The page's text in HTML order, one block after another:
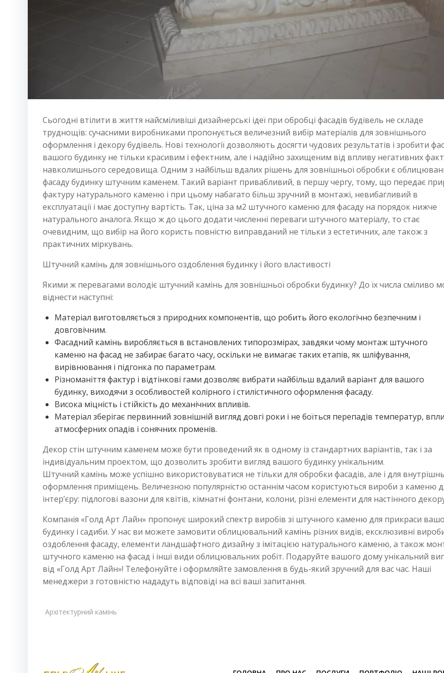
Сьогодні втілити в життя найсміливіші дизайнерські ідеї при обробці фасадів будівель не складе
труднощів: сучасними виробниками пропонується величезний вибір матеріалів для зовнішнього
оформлення і декору будівель. Нові технології дозволяють досягти чудових результатів і зробити
вашого будинку не тільки красивим і ефектним, але і надійно захищеним від впливу негативних
навколишнього середовища. Одним з найбільш вдалих рішень для зовнішньої обробки є
фасаду будинку штучним каменем. Такий варіант привабливий, в першу чергу, тому, що передає
фактуру натурального каменю і при цьому набагато більш зручний в монтажі, невибагливий в
експлуатації і має доступну вартість. Так, ціна за м2 штучного каменю для фасаду на порядок нижче
натурального аналога. Якщо ж до цього додати численні переваги штучного матеріалу, то стає
очевидним, що вибір на його користь повністю виправданий не тільки з естетичних, але також з
практичних міркувань.
Штучний камінь для зовнішнього оздоблення будинку і його властивості
Якими ж перевагами володіє штучний камінь для зовнішньої обробки будинку? До їх числа сміливо
віднести наступні:
Матеріал виготовляється з природних компонентів, що робить його екологічно безпечним і
довговічним.
Фасадний камінь виробляється в встановлених типорозмірах, завдяки чому монтаж штучного
каменю на фасад не забирає багато часу, оскільки не вимагає таких етапів, як шліфування,
вирівнювання і підгонка по параметрам.
Різноманіття фактур і відтінкові гами дозволяє вибрати найбільш вдалий варіант для вашого
будинку, виходячи з особливостей колірного і стилістичного оформлення фасаду.
Висока міцність і стійкість до механічних впливів.
Матеріал зберігає первинний зовнішній вигляд довгі роки і не боїться перепадів температур,
атмосферних опадів і сонячних променів.
Декор стін штучним каменем може бути проведений як в одному із стандартних варіантів, так і за
індивідуальним проектом, що дозволить зробити вигляд вашого будинку унікальним.
Штучний камінь може успішно використовуватися не тільки для обробки фасадів, але і для
оформлення приміщень. Величезною популярністю останнім часом користуються вироби з каменю
інтер’єру: підлогові вазони для квітів, кімнатні фонтани, колони, різні елементи для настінного
Компанія «Голд Арт Лайн» пропонує широкий спектр виробів зі штучного каменю для прикраси
будинку і садиби. У нас ви можете замовити облицювальний камінь різних видів, ексклюзивні
оздоблення фасаду, елементи ландшафтного дизайну з імітацією натурального каменю, а також
штучного каменю на фасад і інші види облицювальних робіт. Подаруйте вашого дому унікальний
від «Голд Арт Лайн»! Телефонуйте і оформляйте замовлення в будь-який зручний для вас час. Наші
менеджери з готовністю нададуть відповіді на всі ваші запитання.
Архітектурний камінь